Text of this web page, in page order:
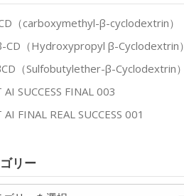
（carboxymethyl-β-cyclodextrin）
CD（Hydroxypropyl β-Cyclodextrin）
（Sulfobutylether-β-Cyclodextrin）
AI SUCCESS FINAL 003
AI FINAL REAL SUCCESS 001
リー